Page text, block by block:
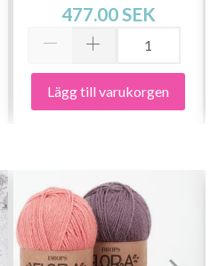
477.00 SEK
Lägg till varukorgen